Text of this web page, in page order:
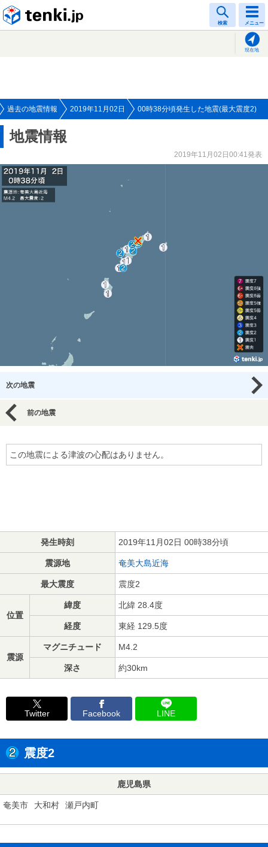
検索 メニュー
現在地
過去の地震情報 2019年11月02日 00時38分頃発生した地震(最大震度2)
地震情報
2019年11月02日00:41発表
次の地震
前の地震
この地震による津波の心配はありません。
発生時刻 2019年11月02日 00時38分頃
震源地 奄美大島近海
最大震度 震度2
位置
緯度 北緯 28.4度
経度 東経 129.5度
震源
マグニチュード M4.2
深さ 約30km
Twitter Facebook LINE
震度2
鹿児島県
奄美市 大和村 瀬戸内町